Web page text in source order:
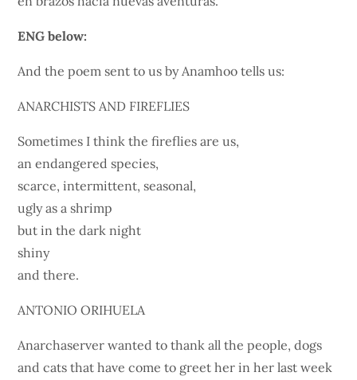
ENG below:
And the poem sent to us by Anamhoo tells us:
ANARCHISTS AND FIREFLIES
Sometimes I think the fireflies are us,
an endangered species,
scarce, intermittent, seasonal,
ugly as a shrimp
but in the dark night
shiny
and there.
ANTONIO ORIHUELA
Anarchaserver wanted to thank all the people, dogs
and cats that have come to greet her in her last week